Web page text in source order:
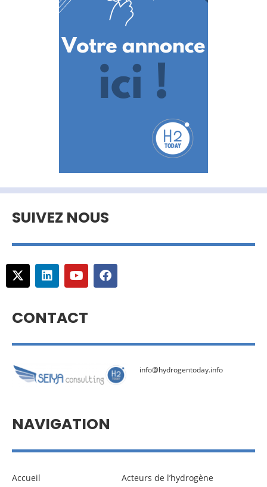
SUIVEZ NOUS
CONTACT
info@hydrogentoday.info
NAVIGATION
Accueil Acteurs de l’hydrogène